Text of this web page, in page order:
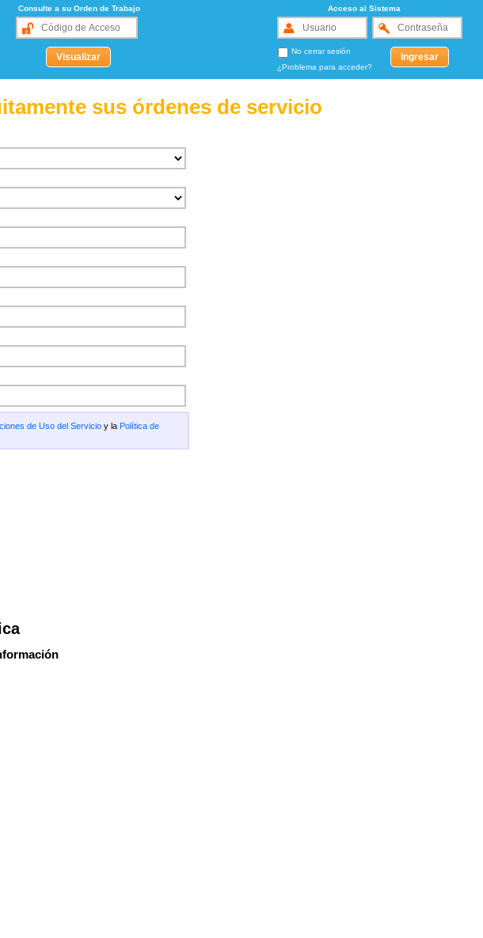
Consulte a su Orden de Trabajo Acceso al Sistema
No cerrar sesión
¿Problema para acceder?
sus órdenes de servicio
de Uso del Servicio y la Política de